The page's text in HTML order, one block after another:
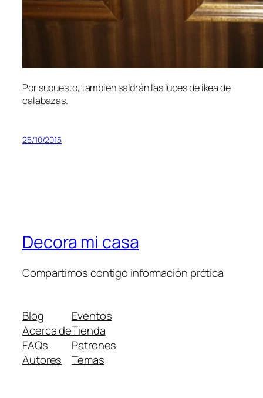
Por supuesto, también saldrán las luces de ikea de
calabazas.
25/10/2015
Decora mi casa
Compartimos contigo información prćtica
Blog
Acerca de
FAQs
Autores
Eventos
Tienda
Patrones
Temas